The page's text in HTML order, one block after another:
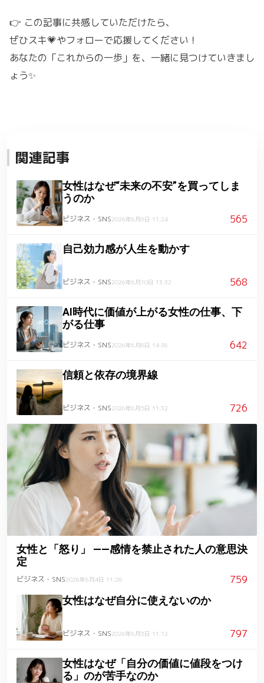
👉 この記事に共感していただけたら、
ぜひスキ💗やフォローで応援してください！
あなたの「これからの一歩」を、一緒に見つけていきまし
ょう✨
関連記事
女性はなぜ“未来の不安”を買ってしま
うのか
ビジネス・SNS2026年6月9日 11:24 565
自己効力感が人生を動かす
ビジネス・SNS2026年6月10日 13:32 568
AI時代に価値が上がる女性の仕事、下
がる仕事
ビジネス・SNS2026年6月8日 14:36 642
信頼と依存の境界線
ビジネス・SNS2026年6月5日 11:32 726
女性と「怒り」 ――感情を禁止された人の意思決
定
ビジネス・SNS2026年6月4日 11:28 759
女性はなぜ自分に使えないのか
ビジネス・SNS2026年6月3日 11:12 797
女性はなぜ「自分の価値に値段をつけ
る」のが苦手なのか